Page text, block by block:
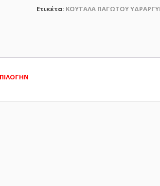
Ετικέτα: ΚΟΥΤΑΛΑ ΠΑΓΩΤΟΥ